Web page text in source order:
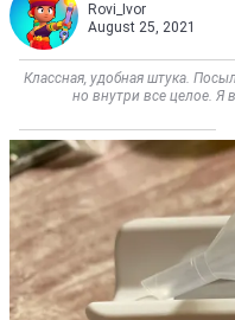
Rovi_Ivor
August 25, 2021
Классная, удобная штука.
но внутри все целое. Я